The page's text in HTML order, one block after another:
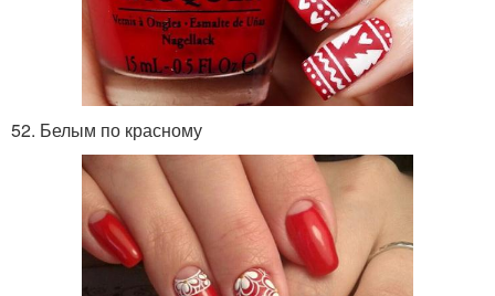
52. Белым по красному